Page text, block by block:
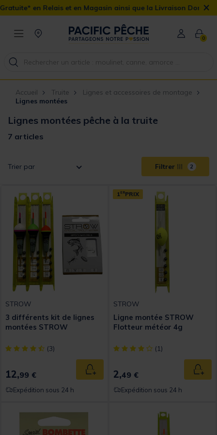
en Relais et en Magasin ainsi que la Livraison Domicile ×
0
Accueil Truite
Lignes et accessoires de montage
Lignes montées
Lignes montées pêche à la truite
7 articles
Trier par Filtrer 2
STROW
3 différents kit de lignes
montées STROW
[object Object] out of 5 Customer Rating
(3)
12,99 € Ajouter au panier
Expédition sous 24 h
1ERPRIX
STROW
Ligne montée STROW
Flotteur météor 4g
[object Object] out of 5
(1)
2,49 €
Expédition sous 24 h